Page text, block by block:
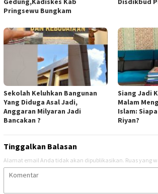
Pringsewu Bungkam
Sekolah Keluhkan Bangunan
Yang Diduga Asal Jadi,
Anggaran Milyaran Jadi
Bancakan ?
Siang Jadi
Malam
Islam:
Riyan?
Tinggalkan Balasan
Alamat email Anda tidak akan dipublikasikan. Ruas yang